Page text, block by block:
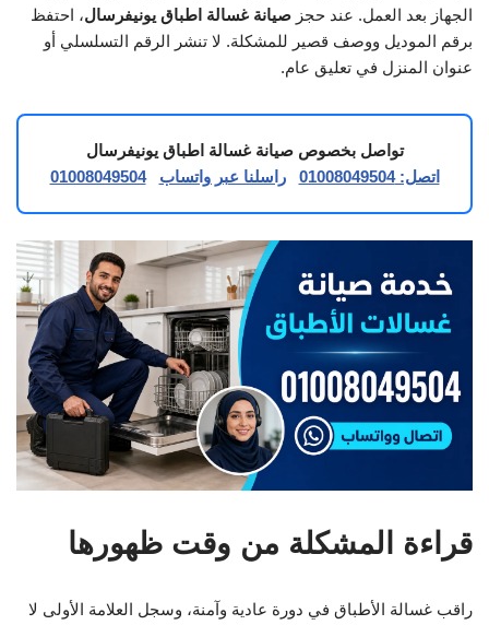
الجهاز بعد العمل. عند حجز صيانة غسالة اطباق يونيفرسال، احتفظ
برقم الموديل ووصف قصير للمشكلة. لا تنشر الرقم التسلسلي أو
عنوان المنزل في تعليق عام.
تواصل بخصوص صيانة غسالة اطباق يونيفرسال
اتصل: 01008049504
راسلنا عبر واتساب 01008049504
قراءة المشكلة من وقت ظهورها
راقب غسالة الأطباق في دورة عادية وآمنة، وسجل العلامة الأولى لا